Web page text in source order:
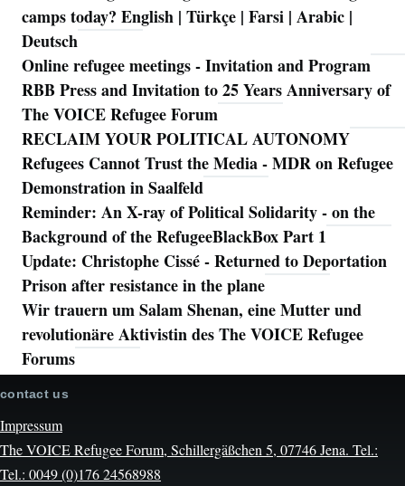
camps today? English | Türkçe | Farsi | Arabic |
Deutsch
Online refugee meetings - Invitation and Program
RBB Press and Invitation to 25 Years Anniversary of
The VOICE Refugee Forum
RECLAIM YOUR POLITICAL AUTONOMY
Refugees Cannot Trust the Media - MDR on Refugee
Demonstration in Saalfeld
Reminder: An X-ray of Political Solidarity - on the
Background of the RefugeeBlackBox Part 1
Update: Christophe Cissé - Returned to Deportation
Prison after resistance in the plane
Wir trauern um Salam Shenan, eine Mutter und
revolutionäre Aktivistin des The VOICE Refugee
Forums
contact us
Impressum
The VOICE Refugee Forum, Schillergäßchen 5, 07746 Jena. Tel.:
Tel.: 0049 (0)176 24568988